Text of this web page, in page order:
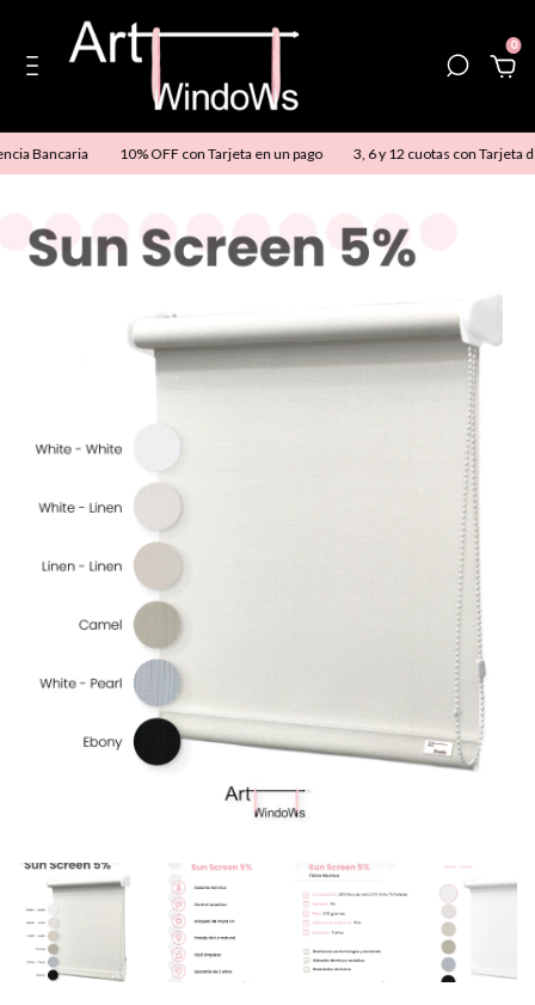
0
Bancaria 10% OFF con Tarjeta en un pago 3, 6 y 12 cuotas con Tarjeta de